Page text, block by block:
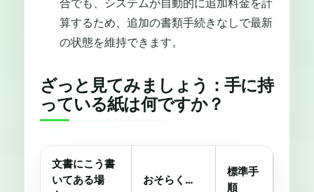
合でも、システムが自動的に追加料金を計
算するため、追加の書類手続きなしで最新
の状態を維持できます。
ざっと見てみましょう：手に持
っている紙は何ですか？
文書にこう書
いてある場
おそらく…
標準手
順